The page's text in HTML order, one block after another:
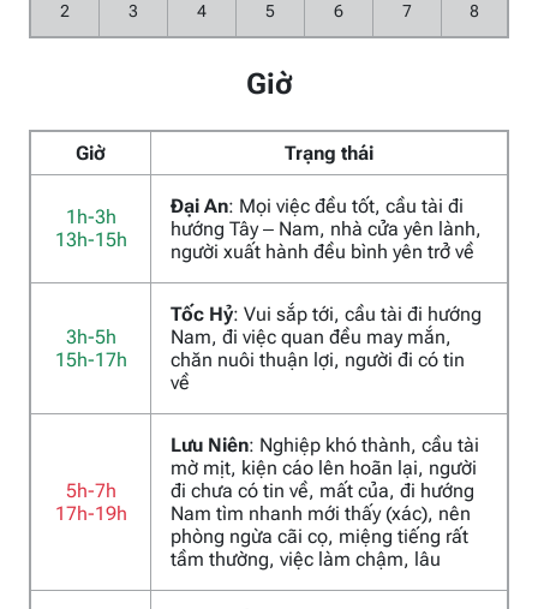
2 3 4 5 6 7 8
Giờ
Giờ Trạng thái
1h-3h
13h-15h
Đại An: Mọi việc đều tốt, cầu tài đi
hướng Tây – Nam, nhà cửa yên lành,
người xuất hành đều bình yên trở về
3h-5h
15h-17h
Tốc Hỷ: Vui sắp tới, cầu tài đi hướng
Nam, đi việc quan đều may mắn,
chăn nuôi thuận lợi, người đi có tin
về
5h-7h
17h-19h
Lưu Niên: Nghiệp khó thành, cầu tài
mờ mịt, kiện cáo lên hoãn lại, người
đi chưa có tin về, mất của, đi hướng
Nam tìm nhanh mới thấy (xác), nên
phòng ngừa cãi cọ, miệng tiếng rất
tầm thường, việc làm chậm, lâu